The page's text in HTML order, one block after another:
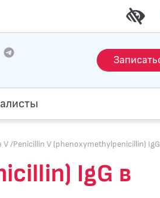
/Penicillin V (phenoxymethylpenicillin) IgG
IgG в